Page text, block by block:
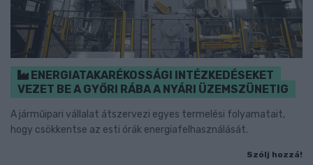
ENERGIATAKARÉKOSSÁGI INTÉZKEDÉSEKET
VEZET BE A GYŐRI RÁBA A NYÁRI ÜZEMSZÜNETIG
A járműipari vállalat átszervezi egyes termelési folyamatait,
hogy csökkentse az esti órák energiafelhasználását.
Szólj hozzá!